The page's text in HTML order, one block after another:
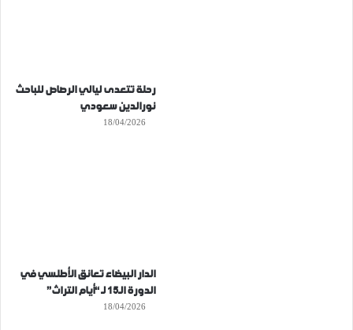
رحلة تتعدى ليالي الرصاص للباحث
نورالدين سعودي
18/04/2026
الدار البيضاء تعانق الأطلسي في
الدورة الـ15 لـ “أيام التراث”
18/04/2026